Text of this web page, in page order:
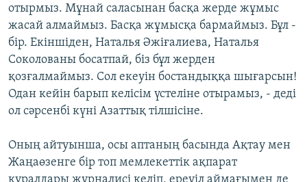
отырмыз. Мұнай саласынан басқа жерде жұмыс
жасай алмаймыз. Басқа жұмысқа бармаймыз. Бұл -
бір. Екіншіден, Наталья Әжіғалиева, Наталья
Соколованы босатпай, біз бұл жерден
қозғалмаймыз. Сол екеуін бостандыққа шығарсын!
Одан кейін барып келісім үстеліне отырамыз, - деді
ол сәрсенбі күні Азаттық тілшісіне.
Оның айтуынша, осы аптаның басында Ақтау мен
Жаңаөзенге бір топ мемлекеттік ақпарат